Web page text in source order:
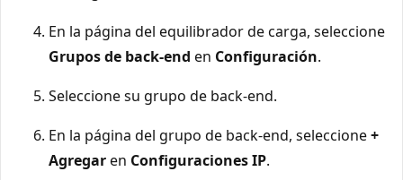
En la página del equilibrador de carga, seleccione
Grupos de back-end en Configuración.
Seleccione su grupo de back-end.
En la página del grupo de back-end, seleccione+
Agregaren Configuraciones IP.